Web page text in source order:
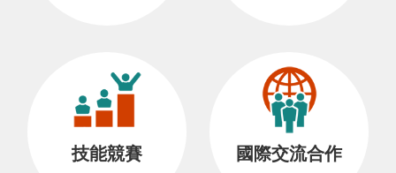
技能競賽 國際交流合作